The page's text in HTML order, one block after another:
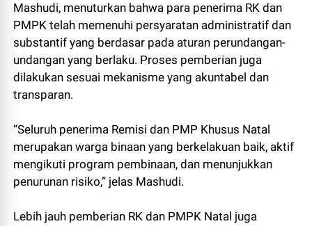
Mashudi, menuturkan bahwa para penerima RK dan
PMPK telah memenuhi persyaratan administratif dan
substantif yang berdasar pada aturan perundangan-
undangan yang berlaku. Proses pemberian juga
dilakukan sesuai mekanisme yang akuntabel dan
transparan.
“Seluruh penerima Remisi dan PMP Khusus Natal
merupakan warga binaan yang berkelakuan baik, aktif
mengikuti program pembinaan, dan menunjukkan
penurunan risiko,” jelas Mashudi.
Lebih jauh pemberian RK dan PMPK Natal juga